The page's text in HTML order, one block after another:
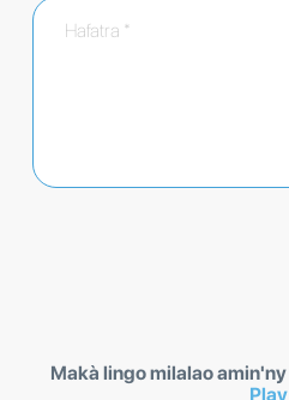
Makà lingo milalao amin'ny
Play